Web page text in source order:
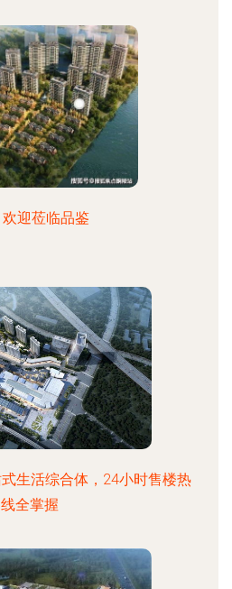
欢迎莅临品鉴
生活综合体，24小时售楼热
线全掌握